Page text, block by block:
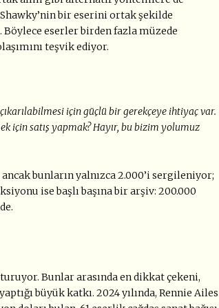
bir eserini ortak şekilde
eserler birden fazla müzede
teşvik ediyor.
için güçlü bir gerekçeye ihtiyaç var.
için satış yapmak? Hayır, bu bizim yolumuz
bunların yalnızca 2.000’i sergileniyor;
ise başlı başına bir arşiv: 200.000
Bunlar arasında en dikkat çekeni,
büyük katkı. 2024 yılında, Rennie